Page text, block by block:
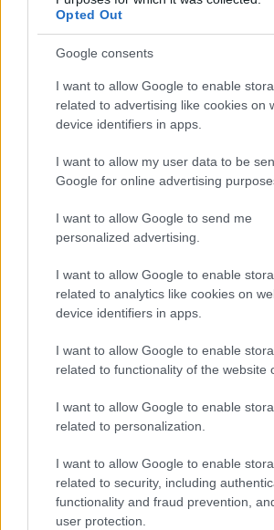
Opted Out
Google consents
I want to allow Google to enable
related to advertising like cookies on
device identifiers in apps.
I want to allow my user data to be
Google for online advertising
I want to allow Google to send me
personalized advertising.
I want to allow Google to enable
related to analytics like cookies on
device identifiers in apps.
I want to allow Google to enable
related to functionality of the website
I want to allow Google to enable
related to personalization.
I want to allow Google to enable
related to security, including
functionality and fraud prevention,
user protection.
Ez történt a héten –
(03.09–03.15)
•2015. március 16.
Hétfő (03.09)
producereSam Simonhosszú
korában elhunyt. Még halála ...
Szex, rum, csáklyázás –
vitorlák
ManaStrudel • 2015. március 15.
kalózos sorozatot készít a Starz
lelki szemeim előtt már láttam is a